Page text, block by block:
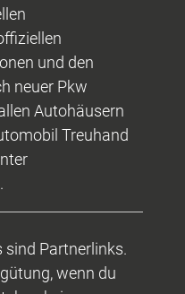
und den
neuer Pkw
Autohäusern
Treuhand
sind Partnerlinks.
wenn du